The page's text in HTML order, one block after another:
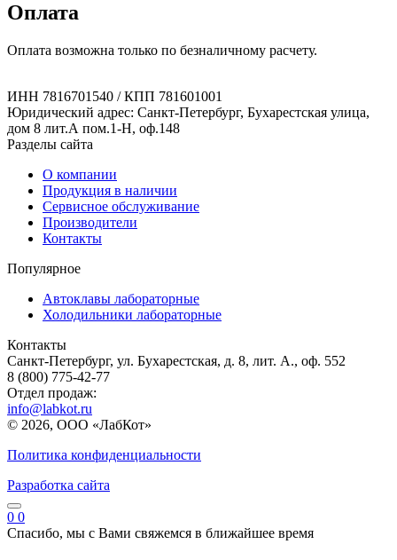
Оплата
Оплата возможна только по безналичному расчету.
ИНН 7816701540 / КПП 781601001
Юридический адрес: Санкт-Петербург, Бухарестская улица,
дом 8 лит.А пом.1-Н, оф.148
Разделы сайта
О компании
Продукция в наличии
Сервисное обслуживание
Производители
Контакты
Популярное
Автоклавы лабораторные
Холодильники лабораторные
Контакты
Санкт-Петербург, ул. Бухарестская, д. 8, лит. А., оф. 552
8 (800) 775-42-77
Отдел продаж:
info@labkot.ru
© 2026, ООО «ЛабКот»
Политика конфиденциальности
Разработка сайта
0 0
Спасибо, мы с Вами свяжемся в ближайшее время